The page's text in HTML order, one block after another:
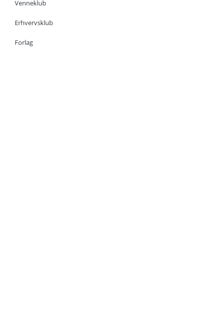
Venneklub
Erhvervsklub
Forlag